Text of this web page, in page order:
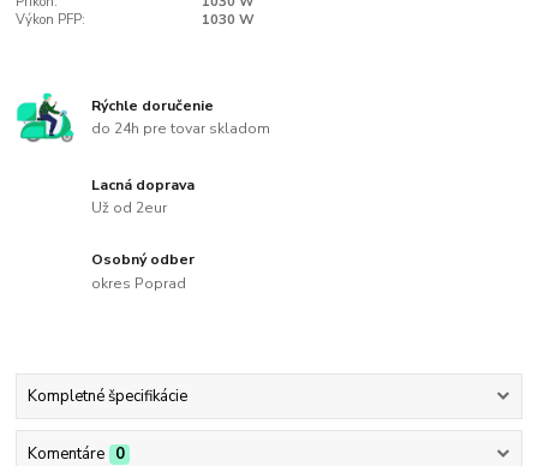
Výkon PFP:
1030 W
Rýchle doručenie
do 24h pre tovar skladom
Lacná doprava
Už od 2eur
Osobný odber
okres Poprad
Kompletné špecifikácie
Komentáre 0